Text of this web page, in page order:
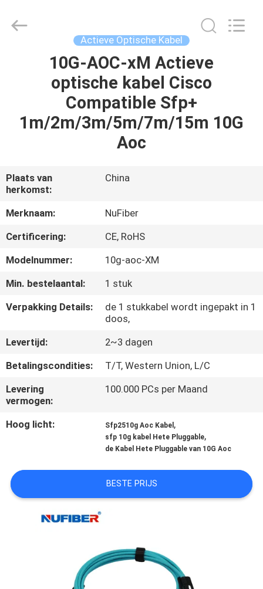
PRODUCTEN
FABRIEKSREIS
KWALITEITSCONTROLE
CONTACTEER
ONS
VERZOEK
OM
EEN
CITAAT
PRIVACYBELEID
Rights
Actieve Optische Kabel
10G-AOC-xM Actieve
optische kabel Cisco
Compatible Sfp+
1m/2m/3m/5m/7m/15m 10G
Aoc
Plaats van
herkomst:
China
Merknaam:
NuFiber
Certificering:
CE, RoHS
Modelnummer:
10g-aoc-XM
Min. bestelaantal:
1 stuk
Verpakking Details:
de 1 stukkabel wordt ingepakt in 1
doos,
Levertijd:
2~3 dagen
Betalingscondities:
T/T, Western Union, L/C
Levering
vermogen:
100.000 PCs per Maand
Hoog licht: Sfp2510g Aoc Kabel ,
sfp 10g kabel Hete Pluggable,
de Kabel Hete Pluggable van 10G Aoc
BESTE PRIJS